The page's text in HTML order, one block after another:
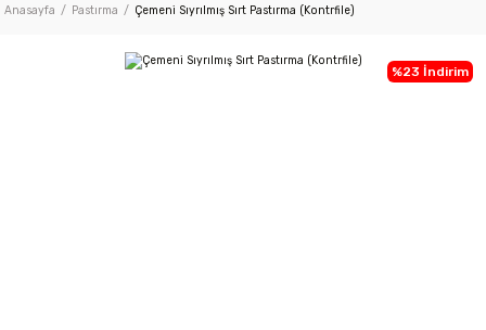
Anasayfa Pastırma Çemeni Sıyrılmış Sırt Pastırma (Kontrfile)
%23 İndirim